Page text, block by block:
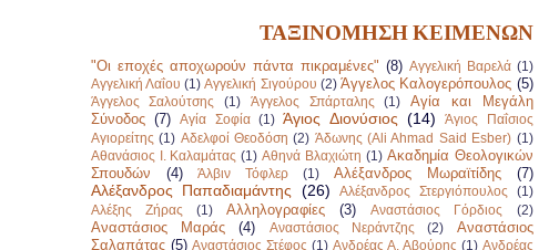
ΤΑΞΙΝΟΜΗΣΗ ΚΕΙΜΕΝΩΝ
"Οι εποχές αποχωρούν πάντα πικραμένες" (8) Αγγελική Βαρελά (1)
Αγγελική Λαΐου (1) Αγγελική Σιγούρου (2) Άγγελος Καλογερόπουλος (5)
Άγγελος Σαλούτσης (1) Άγγελος Σπάρταλης (1)
Αγία και Μεγάλη
Σύνοδος (7) Αγία Σοφία (1) Άγιος Διονύσιος (14)
Άγιος Παΐσιος
Αγιορείτης (1) Αδελφοί Θεοδόση (2) Άδωνης (Ali Ahmad Said Esber) (1)
Αθανάσιος Ι. Καλαμάτας (1) Αθηνά Βλαχιώτη (1) Ακαδημία Θεολογικών
Σπουδών
(4) Άλβιν Τόφλερ (1) Αλέξανδρος Μωραϊτίδης (7)
Αλέξανδρος Παπαδιαμάντης (26) Αλέξανδρος Στεργιόπουλος
(1)
Αλέξης Ζήρας
(1) Αλληλογραφίες (3) Αναστάσιος Γόρδιος (2)
Αναστάσιος Μαράς (4) Αναστάσιος Νεράντζης (2)
Αναστάσιος
Σαλαπάτας (5) Αναστάσιος Στέφος (1) Ανδρέας Α. Αβούρης (1) Ανδρέας